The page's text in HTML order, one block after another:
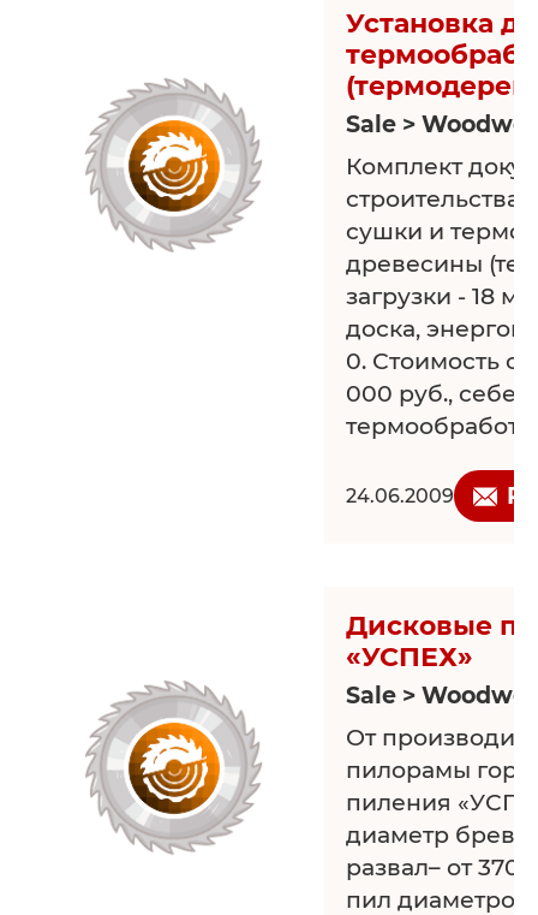
Установка
Sale >
Комплект
строительства
сушки и
древесины
загрузки - 18
доска,
0. Стоимость
000 руб.,
Информация
приобретения
24.06.2009
Дисковые
«УСПЕХ»
Sale >
От
пилорамы
пиления
диаметр
развал– от
пил